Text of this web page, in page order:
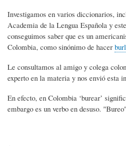
Investigamos en varios diccionarios,
Academia de la Lengua Española y
conseguimos saber que es un
Colombia, como sinónimo de hacer
Le consultamos al amigo y colega
experto en la materia y nos envió esta
En efecto, en Colombia ‘burear’
embargo es un verbo en desuso.